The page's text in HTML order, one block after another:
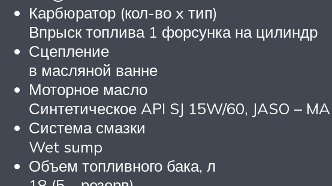
Карбюратор (кол-во x тип)
Впрыск топлива 1 форсунка на цилиндр
Сцепление
в масляной ванне
Моторное масло
Синтетическое API SJ 15W/60, JASO –
Система смазки
Wet sump
Объем топливного бака, л